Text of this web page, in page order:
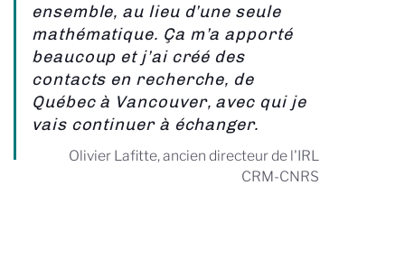
ensemble, au lieu d’une seule
mathématique. Ça m’a apporté
beaucoup et j’ai créé des
contacts en recherche, de
Québec à Vancouver, avec qui je
vais continuer à échanger.
Olivier Lafitte, ancien directeur de l'IRL
CRM-CNRS